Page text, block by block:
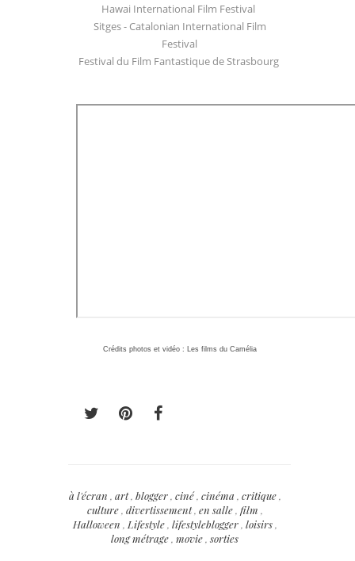
Hawai International Film Festival
Sitges - Catalonian International Film
Festival
Festival du Film Fantastique de Strasbourg
Crédits photos et vidéo : Les films du Camélia
à l'écran , art, blogger, ciné, cinéma , critique,
culture, divertissement, en salle, film ,
Halloween , Lifestyle, lifestyleblogger, loisirs,
long métrage, movie, sorties